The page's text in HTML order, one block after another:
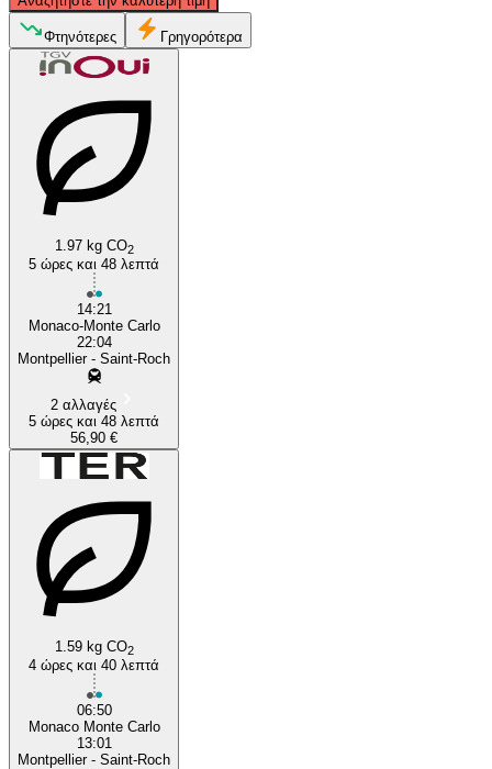
Montpellier
Φτηνότερες Γρηγορότερα
1.97 kg CO2
5 ώρες και 48 λεπτά
14:21
Monaco-Monte Carlo
22:04
Montpellier - Saint-Roch
2 αλλαγές
5 ώρες και 48 λεπτά
56,90 €
1.59 kg CO2
4 ώρες και 40 λεπτά
06:50
Monaco Monte Carlo
13:01
Montpellier - Saint-Roch